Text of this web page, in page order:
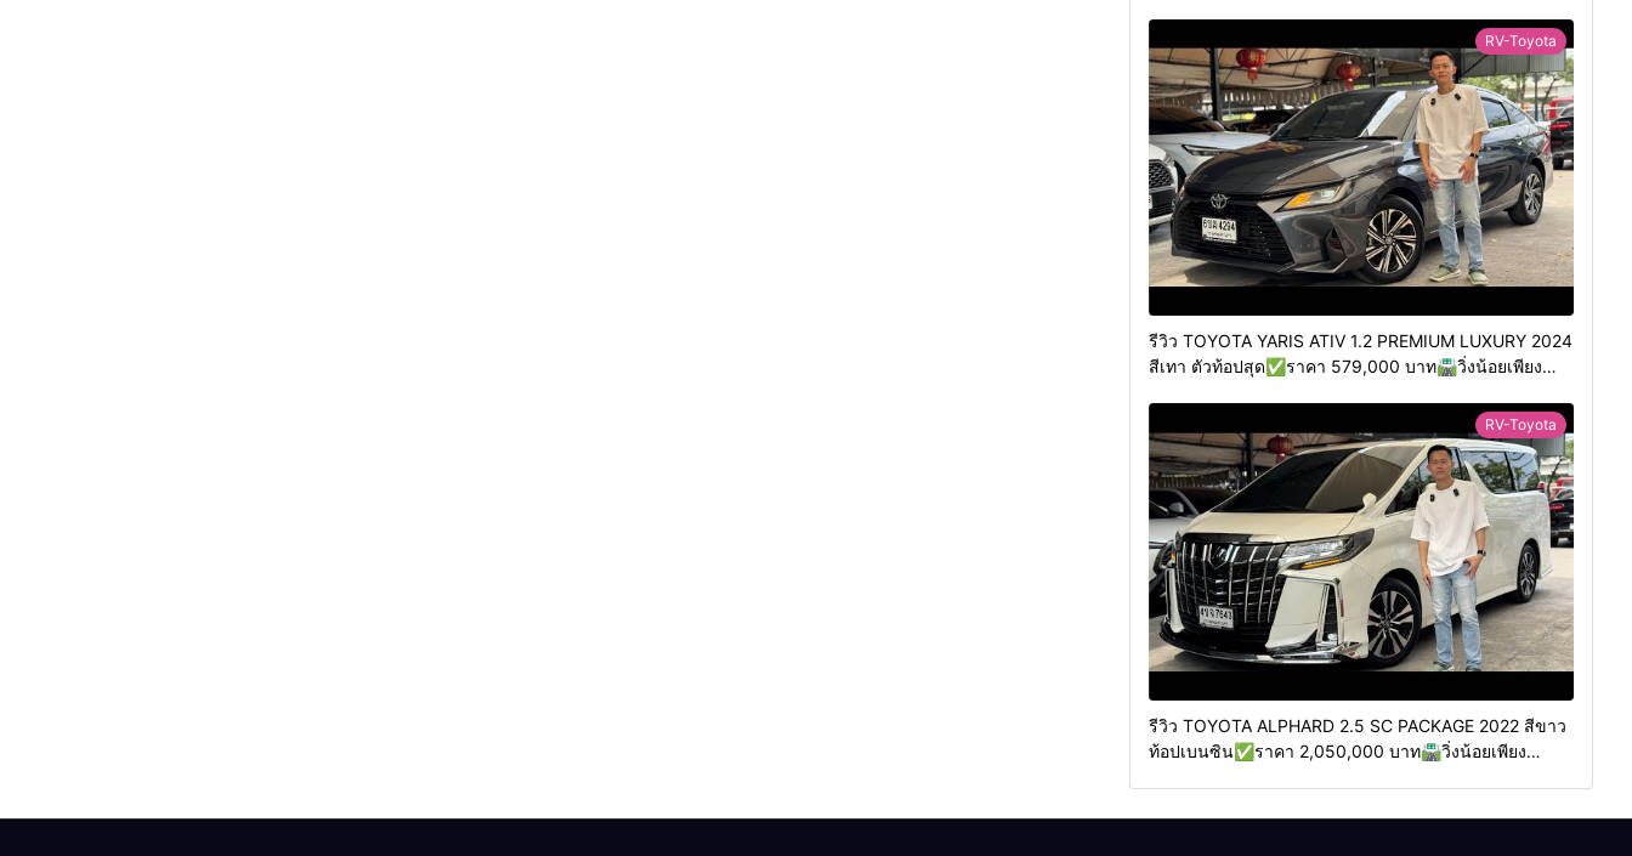
RV-Toyota
รีวิว TOYOTA YARIS ATIV 1.2 PREMIUM LUXURY 2024
สีเทา ตัวท้อปสุด✅ราคา 579,000 บาท🛣️วิ่งน้อยเพียง
RV-Toyota
รีวิว TOYOTA ALPHARD 2.5 SC PACKAGE 2022 สีขาว
ท้อปเบนซิน✅ราคา 2,050,000 บาท🛣️วิ่งน้อยเพียง